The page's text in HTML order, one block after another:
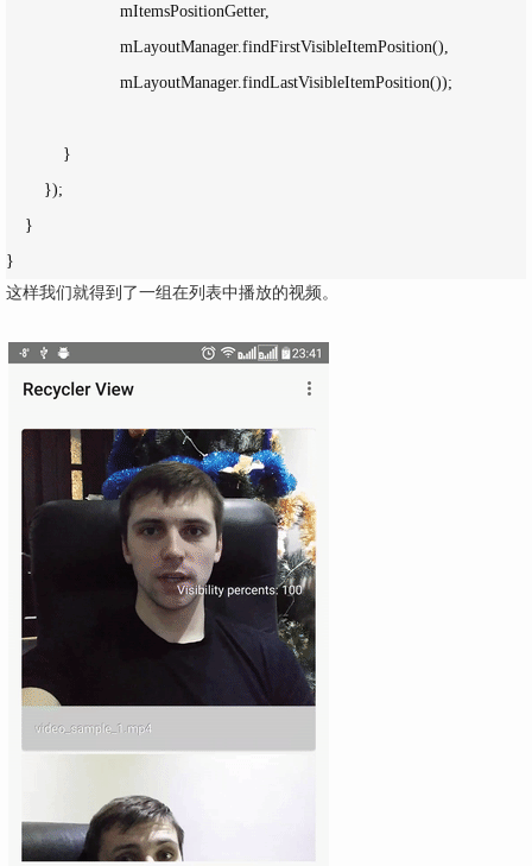
mItemsPositionGetter,
mLayoutManager.findFirstVisibleItemPosition(),
mLayoutManager.findLastVisibleItemPosition());
}
});
}
}
这样我们就得到了一组在列表中播放的视频。